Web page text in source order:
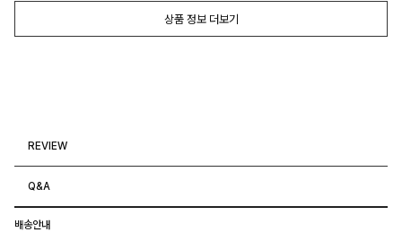
상품 정보 더보기
REVIEW
Q&A
배송안내